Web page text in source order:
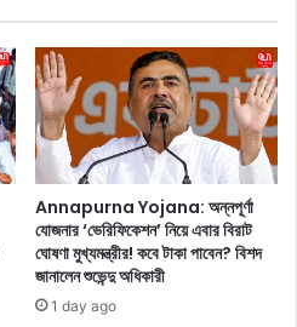
Annapurna Yojana: অন্নপূর্ণা
যোজনার ‘ভেরিফিকেশন’ নিয়ে এবার বিরাট
ঘোষণা মুখ্যমন্ত্রীর! কবে টাকা পাবেন? বিশদ
জানালেন শুভেন্দু অধিকারী
1 day ago